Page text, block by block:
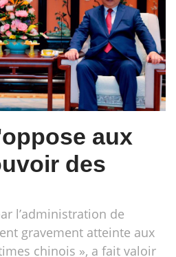
aux
des
l’administration de
gravement atteinte aux
chinois », a fait valoir